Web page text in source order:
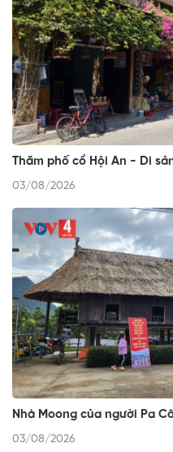
Thăm phố cổ Hội An - Di
03/08/2026
Nhà Moong của người Pa
03/08/2026